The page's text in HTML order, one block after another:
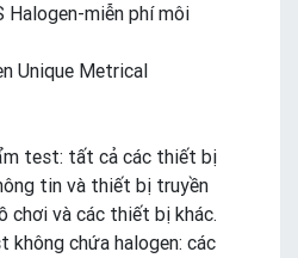
Halogen-miễn phí môi
Unique Metrical
test: tất cả các thiết bị
tin và thiết bị truyền
chơi và các thiết bị khác.
không chứa halogen: các